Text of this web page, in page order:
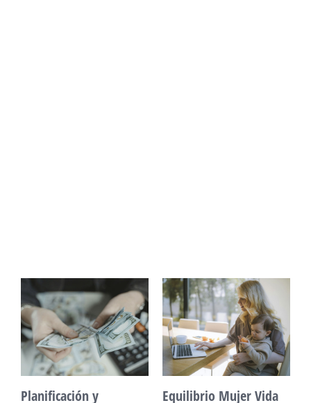
Construir crédito
Mente Plena Poder